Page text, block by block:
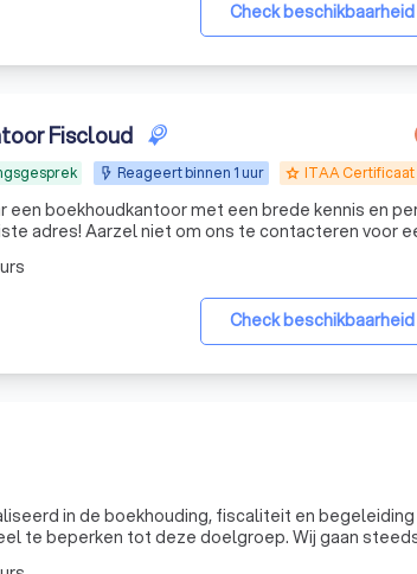
Check beschikbaarheid
Fiscloud
Reageert binnen 1 uur grade ITAA Certificaat
een boekhoudkantoor met een brede kennis en
adres! Aarzel niet om ons te contacteren voor
Check beschikbaarheid
in de boekhouding, fiscaliteit en
doelgroep. Wij gaan steeds voor een persoonlijke aanpak. Bij
nummer, maar heeft ieder dossier de naam van